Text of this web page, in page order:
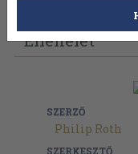
Vissza az előző
Ellenélet
SZERZŐ
Philip Roth
SZERKESZTŐ